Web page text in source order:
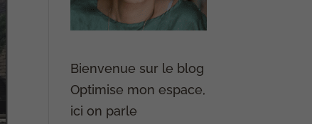
Bienvenue sur le blog
Optimise mon espace,
ici on parle